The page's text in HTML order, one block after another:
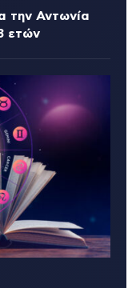
την Αντωνία
ετών